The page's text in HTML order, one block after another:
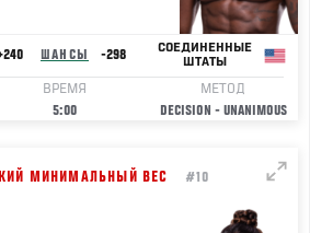
ШАНСЫ -298
СОЕДИНЕННЫЕ
ШТАТЫ
ВРЕМЯ
5:00
МЕТОД
DECISION - UNANIMOUS
МИНИМАЛЬНЫЙ ВЕС #10